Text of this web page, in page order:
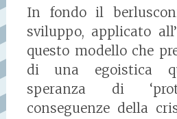
In fondo il
sviluppo, applicato
questo modello che
di una egoistica
speranza di
conseguenze della